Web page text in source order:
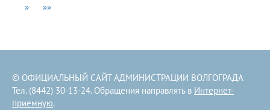
»
»»
© ОФИЦИАЛЬНЫЙ САЙТ АДМИНИСТРАЦИИ ВОЛГОГРАДА
Тел. (8442) 30-13-24. Обращения направлять в Интернет-
приемную.